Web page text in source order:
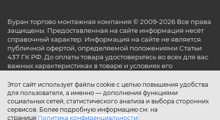
Этот сайт использует файлы cookie с целью повышения удобства
для пользователя, а именно — дополнения функциями
социальных сетей, статистического анализа и выбора сторонних
сервисов. Более подробную информацию см. на
странице Политика конфиденциальности.
Буран торгово монтажная компания © 2009-2026 Все права
защищены. Предоставленная на сайте информация несёт
справочный характер. Информация на сайте не является
публичной офертой, определяемой положениями Статьи
437 ГК РФ. До оплаты товара удостоверьтесь во всех для вас
важных характеристиках в товаре и условиях его